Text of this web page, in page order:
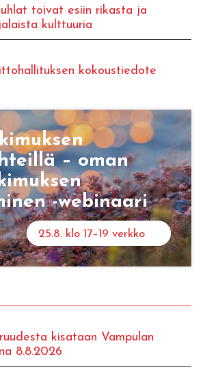
toivat esiin rikasta ja
kulttuuria
kokoustiedote
– oman
-webinaari
25.8. klo 17–19 verkko
kisataan Vampulan
8.8.2026